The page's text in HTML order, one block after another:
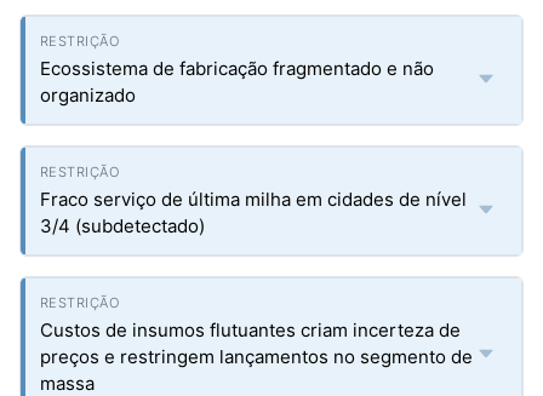
Ecossistema de fabricação fragmentado e não
organizado
Fraco serviço de última milha em cidades de nível
3/4 (subdetectado)
Custos de insumos flutuantes criam incerteza de
preços e restringem lançamentos no segmento de
massa